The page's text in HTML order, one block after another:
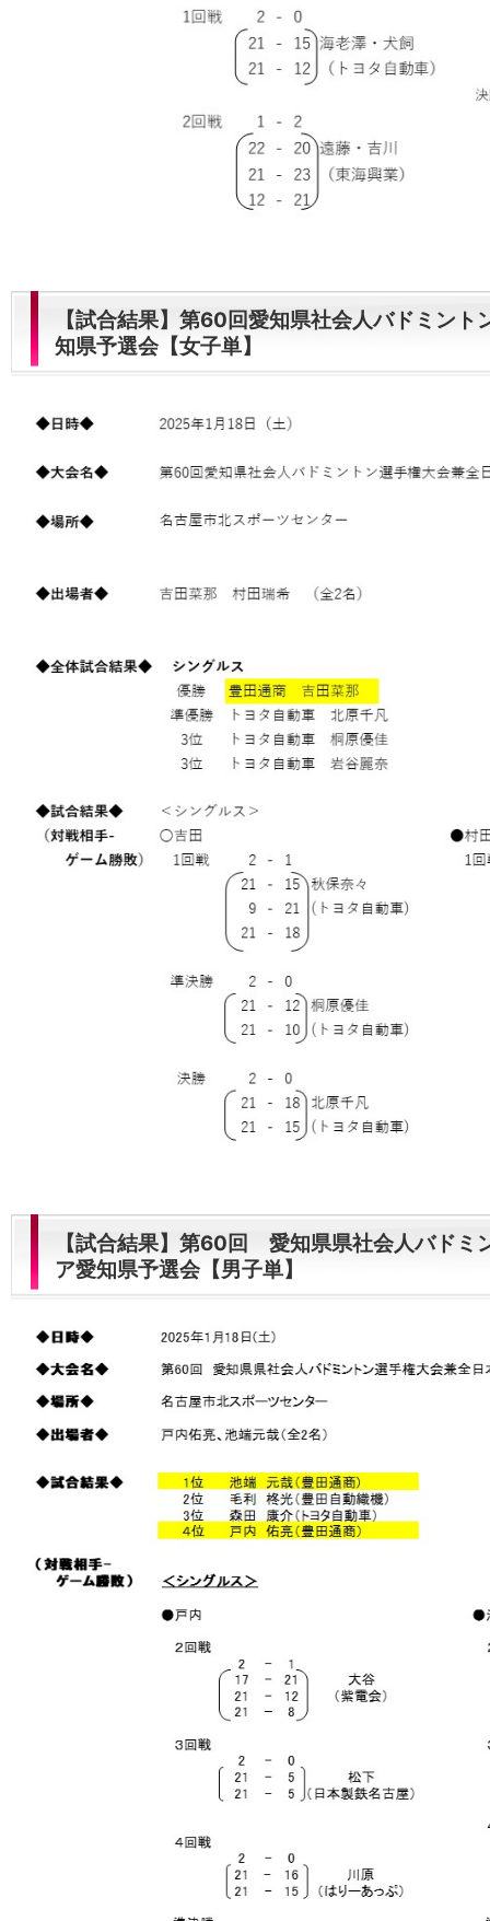
【試合結果】第60回愛知県社会人バドミン
知県予選会【女子単】
【試合結果】第60回 愛知県県社会人バドミ
ア愛知県予選会【男子単】